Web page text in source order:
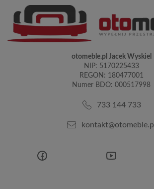
otomeble.pl Jacek Wyskiel
NIP: 5170225433
REGON: 180477001
Numer BDO: 000517998
733 144 733
kontakt@otomeble.pl